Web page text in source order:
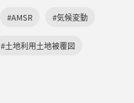
#AMSR #気候変動
#土地利用土地被覆図